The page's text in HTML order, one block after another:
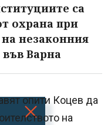
са
охрана при
незаконния
Варна
опити Коцев да
на